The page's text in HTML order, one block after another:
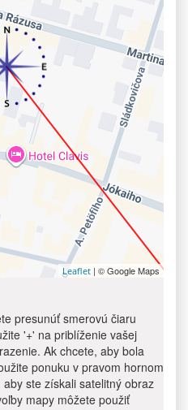
Leaflet | © Google Maps
presunúť smerovú čiaru
'+' na priblíženie vašej
Ak chcete, aby bola
ponuku v pravom hornom
ste získali satelitný obraz
mapy môžete použiť